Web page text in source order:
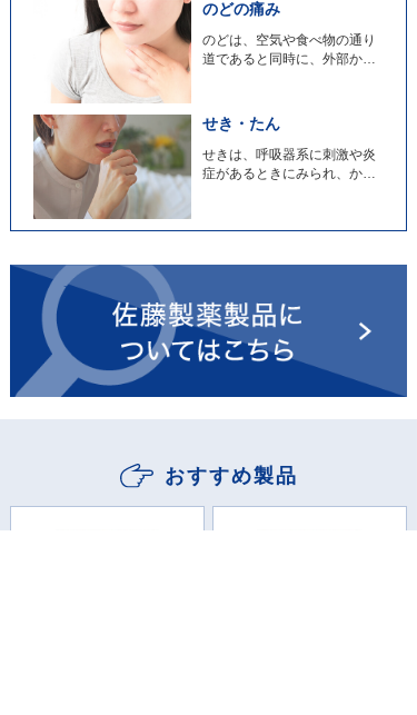
のどの痛み
のどは、空気や食べ物の通り
道であると同時に、外部から
抗力が低くなると細菌感染を
おこしやすくなります。
せき・たん
せきは、呼吸器系に刺激や炎
症があるときにみられ、かぜ
んになります。
おすすめ製品